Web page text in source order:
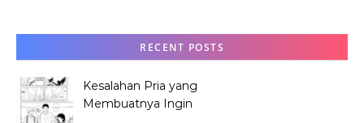
RECENT POSTS
Kesalahan Pria yang
Membuatnya Ingin